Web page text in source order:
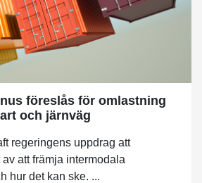
föreslås för omlastning
och järnväg
regeringens uppdrag att
att främja intermodala
hur det kan ske. ...